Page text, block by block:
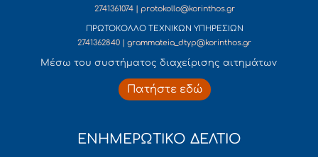
2741361074 | protokollo@korinthos.gr
ΠΡΩΤΟΚΟΛΛΟ ΤΕΧΝΙΚΩΝ ΥΠΗΡΕΣΙΩΝ
2741362840 | grammateia_dtyp@korinthos.gr
Mέσω του συστήματος διαχείρισης αιτημάτων
Πατήστε εδώ
ΕΝΗΜΕΡΩΤΙΚΟ ΔΕΛΤΙΟ